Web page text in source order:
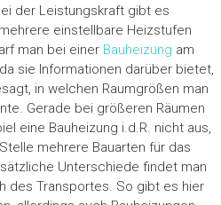
der Leistungskraft gibt es
einstellbare Heizstufen
man bei einer Bauheizung am
sie Informationen darüber bietet,
in welchen Raumgrößen man
Gerade bei größeren Räumen
eine Bauheizung i.d.R. nicht aus,
mehrere Bauarten für das
Unterschiede findet man
des Transportes. So gibt es hier